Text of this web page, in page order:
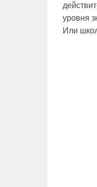
уровня
Или